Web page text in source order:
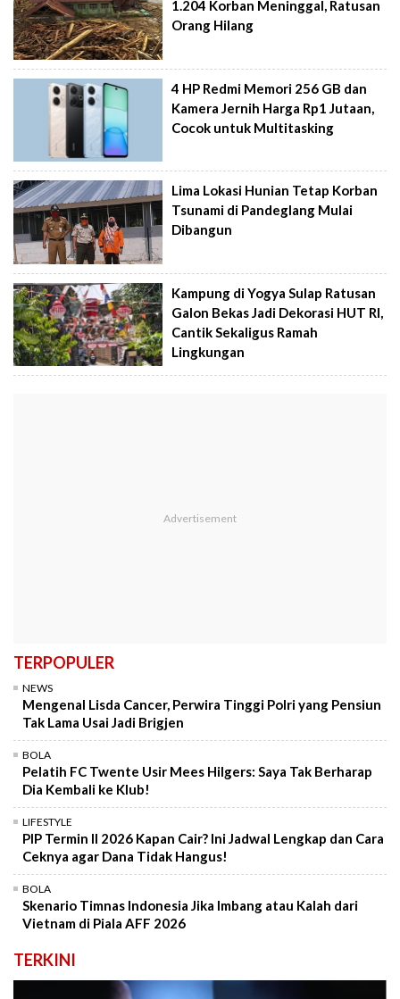
1.204 Korban Meninggal, Ratusan
Orang Hilang
4 HP Redmi Memori 256 GB dan
Kamera Jernih Harga Rp1 Jutaan,
Cocok untuk Multitasking
Lima Lokasi Hunian Tetap Korban
Tsunami di Pandeglang Mulai
Dibangun
Kampung di Yogya Sulap Ratusan
Galon Bekas Jadi Dekorasi HUT RI,
Cantik Sekaligus Ramah
Lingkungan
TERPOPULER
NEWS
Mengenal Lisda Cancer, Perwira Tinggi Polri yang Pensiun
Tak Lama Usai Jadi Brigjen
BOLA
Pelatih FC Twente Usir Mees Hilgers: Saya Tak Berharap
Dia Kembali ke Klub!
LIFESTYLE
PIP Termin II 2026 Kapan Cair? Ini Jadwal Lengkap dan Cara
Ceknya agar Dana Tidak Hangus!
BOLA
Skenario Timnas Indonesia Jika Imbang atau Kalah dari
Vietnam di Piala AFF 2026
TERKINI